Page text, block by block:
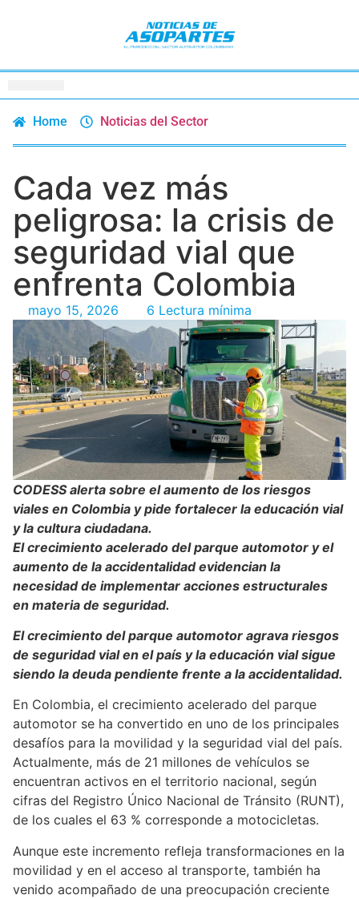
Home Noticias del Sector
Cada vez más
peligrosa: la crisis de
seguridad vial que
enfrenta Colombia
mayo 15, 2026 6 Lectura mínima
CODESS alerta sobre el aumento de los riesgos
viales en Colombia y pide fortalecer la educación vial
y la cultura ciudadana.
El crecimiento acelerado del parque automotor y el
aumento de la accidentalidad evidencian la
necesidad de implementar acciones estructurales
en materia de seguridad.
El crecimiento del parque automotor agrava riesgos
de seguridad vial en el país y la educación vial sigue
siendo la deuda pendiente frente a la accidentalidad.
En Colombia, el crecimiento acelerado del parque
automotor se ha convertido en uno de los principales
desafíos para la movilidad y la seguridad vial del país.
Actualmente, más de 21 millones de vehículos se
encuentran activos en el territorio nacional, según
cifras del Registro Único Nacional de Tránsito (RUNT),
de los cuales el 63 % corresponde a motocicletas.
Aunque este incremento refleja transformaciones en la
movilidad y en el acceso al transporte, también ha
venido acompañado de una preocupación creciente